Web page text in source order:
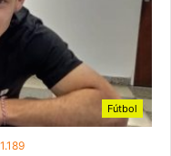
Fútbol
1.189